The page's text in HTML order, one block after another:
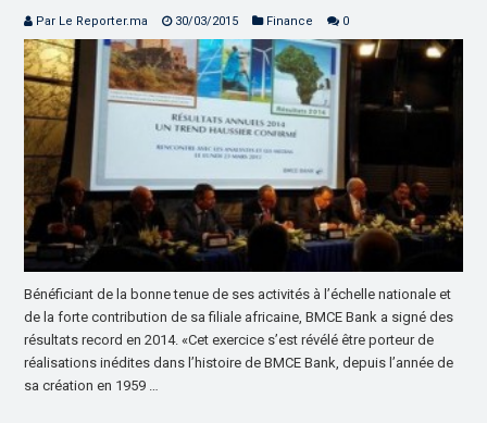
Par Le Reporter.ma 30/03/2015 Finance 0
Bénéficiant de la bonne tenue de ses activités à l’échelle nationale et
de la forte contribution de sa filiale africaine, BMCE Bank a signé des
résultats record en 2014. «Cet exercice s’est révélé être porteur de
réalisations inédites dans l’histoire de BMCE Bank, depuis l’année de
sa création en 1959 …